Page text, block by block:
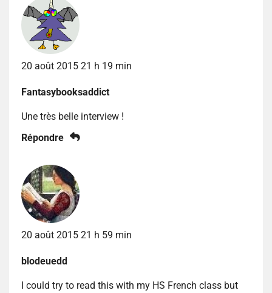
20 août 2015 21 h 19 min
Fantasybooksaddict
Une très belle interview !
Répondre
20 août 2015 21 h 59 min
blodeuedd
I could try to read this with my HS French class but